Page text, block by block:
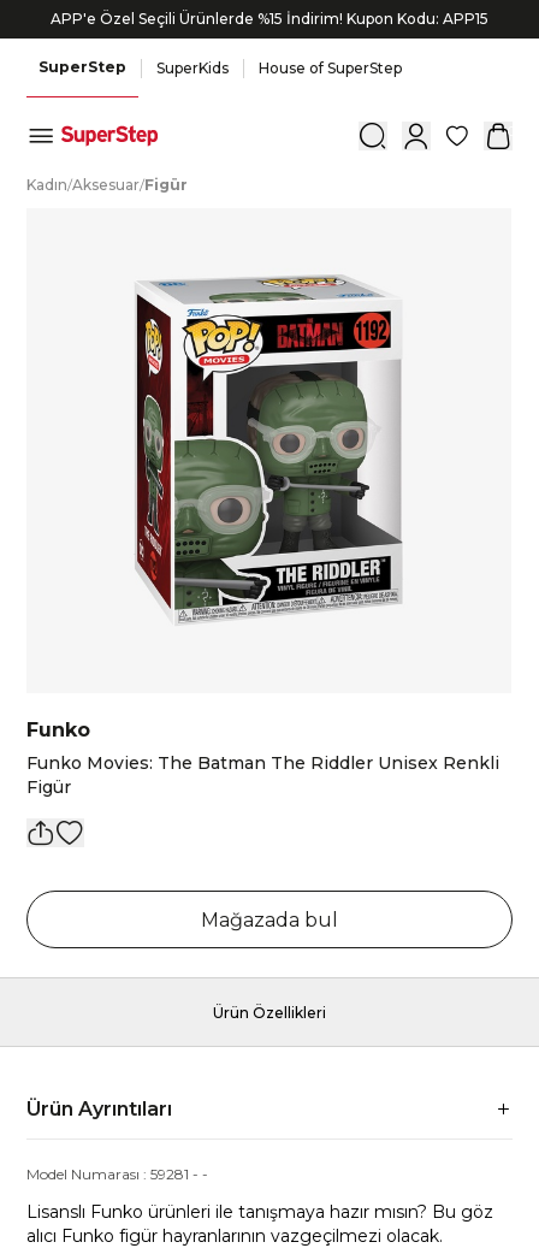
APP'e Özel Seçili Ürünlerde %15 İndirim! Kupon Kodu: APP15
SuperStep SuperKids House of SuperStep
0
Kadın/Aksesuar/Figür
Funko
Funko Movies: The Batman The Riddler Unisex Renkli
Figür
Mağazada bul
Ürün Özellikleri
Ürün Ayrıntıları
Model Numarası :59281 --
Lisanslı Funko ürünleri ile tanışmaya hazır mısın? Bu göz
alıcı Funko figür hayranlarının vazgeçilmezi olacak.